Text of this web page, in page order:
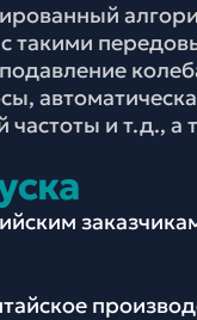
такими
и т.д.,